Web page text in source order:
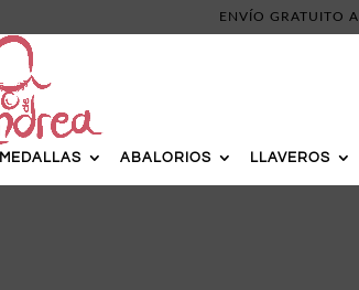
ENVÍO GRATUITO
MEDALLAS ABALORIOS LLAVEROS